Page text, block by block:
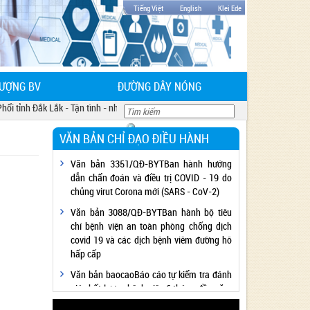
Tiếng Việt English Klei Ede
BV ĐƯỜNG DÂY NÓNG
tỉnh Đắk Lắk - Tận tình - nhiệt huyết - luơng y như từ mẫu
VĂN BẢN CHỈ ĐẠO ĐIỀU HÀNH
Văn bản 3351/QĐ-BYTBan hành hướng
dẫn chẩn đoán và điều trị COVID - 19 do
chủng virut Corona mới (SARS - CoV-2)
Văn bản 3088/QĐ-BYTBan hành bộ tiêu
chí bệnh viện an toàn phòng chống dịch
covid 19 và các dịch bệnh viêm đường hô
hấp cấp
Văn bản baocaoBáo cáo tự kiểm tra đánh
giá chất lượng bệnh viện 6 tháng đầu năm
2020